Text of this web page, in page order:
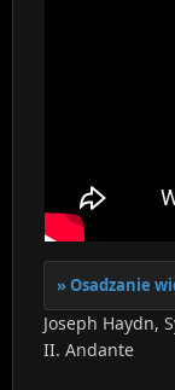
Osadzanie
Joseph Haydn,
II. Andante